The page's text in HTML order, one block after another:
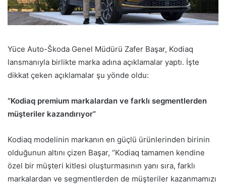
Yüce Auto-Škoda Genel Müdürü Zafer Başar, Kodiaq
lansmanıyla birlikte marka adına açıklamalar yaptı. İşte
dikkat çeken açıklamalar şu yönde oldu:
“Kodiaq premium markalardan ve farklı segmentlerden
müşteriler kazandırıyor”
Kodiaq modelinin markanın en güçlü ürünlerinden birinin
olduğunun altını çizen Başar, “Kodiaq tamamen kendine
özel bir müşteri kitlesi oluşturmasının yanı sıra, farklı
markalardan ve segmentlerden de müşteriler kazanmamızı